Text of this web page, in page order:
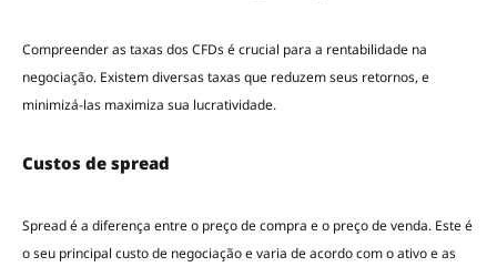
Compreender as taxas dos CFDs é crucial para a rentabilidade na
negociação. Existem diversas taxas que reduzem seus retornos, e
minimizá-las maximiza sua lucratividade.
Custos de spread
Spread é a diferença entre o preço de compra e o preço de venda. Este é
o seu principal custo de negociação e varia de acordo com o ativo e as